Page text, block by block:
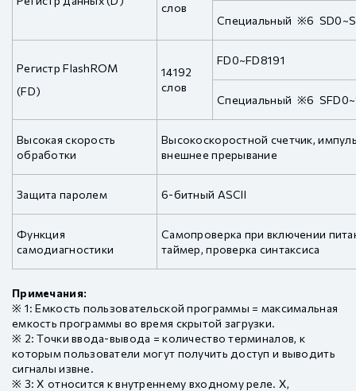
слов
Специальный ※6
Регистр FlashROM
(FD)
14192
слов
FD0~FD8191
Специальный ※6
Высокая скорость
обработки
Высокоскоростной счетчик,
внешнее прерывание
Защита паролем 6-битный ASCII
Функция
самодиагностики
Самопроверка при включении
таймер, проверка синтаксиса
Примечания:
※ 1: Емкость пользовательской программы = максимальная
емкость программы во время скрытой загрузки.
※ 2: Точки ввода-вывода = количество терминалов, к
которым пользователи могут получить доступ и выводить
сигналы извне.
※ 3: X относится к внутреннему входному реле. X,